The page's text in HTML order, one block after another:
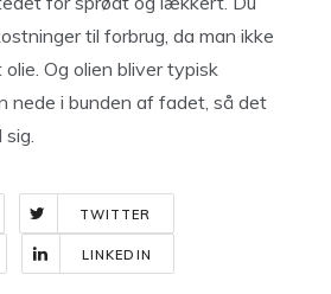
til forbrug, da man ikke
Og olien bliver typisk
nede i bunden af fadet, så det
sig.
TWITTER
LINKEDIN